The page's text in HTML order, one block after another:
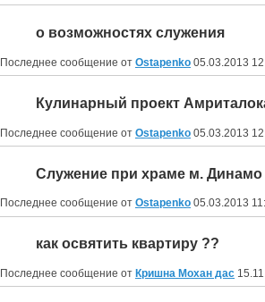
о возможностях служения
Последнее сообщение от Ostapenko 05.03.2013
Кулинарный проект
Последнее сообщение от Ostapenko 05.03.2013
Служение при храме м. Динамо
Последнее сообщение от Ostapenko 05.03.2013
как освятить квартиру ??
Последнее сообщение от Кришна Мохан дас